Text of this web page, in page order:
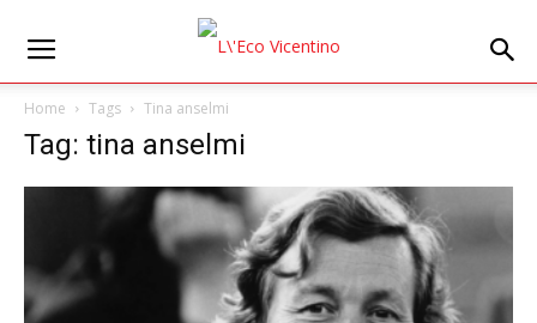
Home Tags Tina anselmi
Tag: tina anselmi